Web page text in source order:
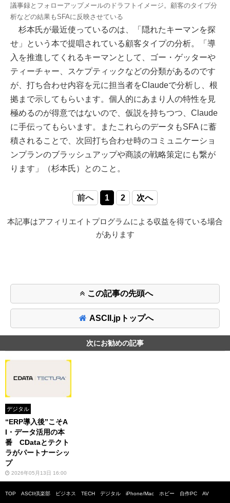
議事録とフォローアップメールのドラフトイメージ。顧客のタイプ分
析などの結果もSFAに反映させている
杉本氏が最近使っているのは、「隠れたキーマンを探
せ」という本で提唱されている顧客タイプの分析。「導
入を推進してくれるキーマンとして、ゴー・ゲッターや
ティーチャー、スケプティックなどの分類があるのです
が、打ち合わせ内容を元に担当者をClaudeで分析し、根
拠まで示してもらいます。個人的にあまり人の特性を見
極めるのが得意ではないので、仮説を持ちつつ、Claude
に手伝ってもらいます。またこれらのデータもSFA に蓄
積されることで、次回打ち合わせ時のコミュニケーショ
ンプランのブラッシュアップや商談の戦略策定にも繋が
ります」（杉本氏）とのこと。
前へ 1 2 次へ
本記事はアフィリエイトプログラムによる収益を得ている場合
があります
この記事の先頭へ
ASCII.jpトップへ
次にお勧めの記事
デジタル
“ERP導入後”こそA
I・データ活用の本
番 CDataとテクト
ラがパートナーシッ
プ
2026年05月13日 16:00
TOP ASCII倶楽部 ビジネス TECH デジタル iPhone/Mac ホビー 自作PC AV